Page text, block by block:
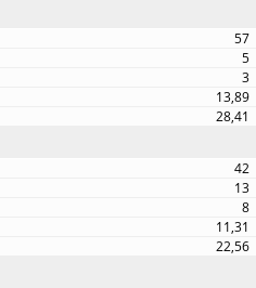
57
5
3
13,89
28,41
42
13
8
11,31
22,56